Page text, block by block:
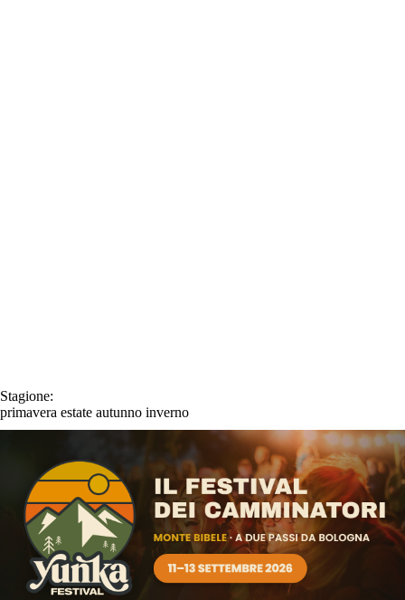
Stagione:
primavera estate autunno inverno